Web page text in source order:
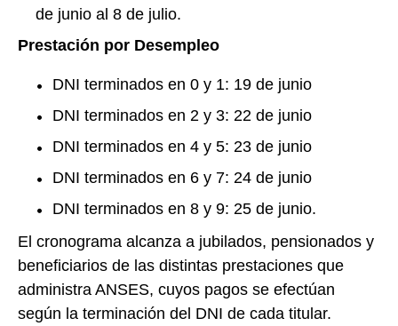
de junio al 8 de julio.
Prestación por Desempleo
DNI terminados en 0 y 1: 19 de junio
DNI terminados en 2 y 3: 22 de junio
DNI terminados en 4 y 5: 23 de junio
DNI terminados en 6 y 7: 24 de junio
DNI terminados en 8 y 9: 25 de junio.
El cronograma alcanza a jubilados, pensionados y
beneficiarios de las distintas prestaciones que
administra ANSES, cuyos pagos se efectúan
según la terminación del DNI de cada titular.